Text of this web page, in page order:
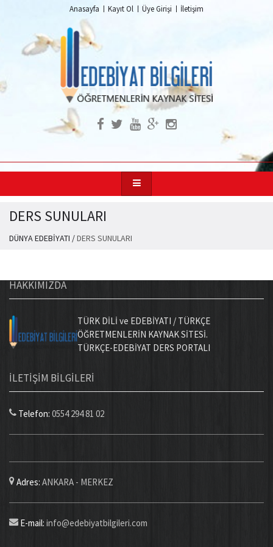
Anasayfa Kayıt Ol Üye Girişi İletişim
DERS SUNULARI
DÜNYA EDEBİYATI /DERS SUNULARI
HAKKIMIZDA
TÜRK DİLİ ve EDEBİYATI / TÜRKÇE
ÖĞRETMENLERİN KAYNAK SİTESİ.
TÜRKÇE-EDEBİYAT DERS PORTALI
İLETİŞİM BİLGİLERİ
Telefon: 0554 294 81 02
Adres: ANKARA - MERKEZ
E-mail: info@edebiyatbilgileri.com